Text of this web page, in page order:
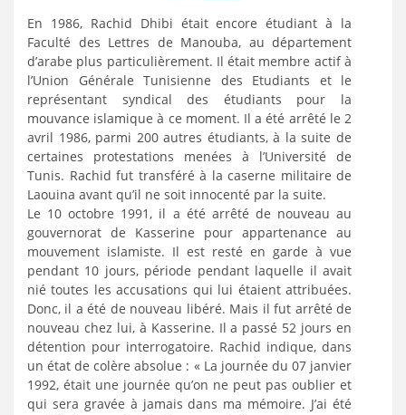
En 1986, Rachid Dhibi était encore étudiant à la
Faculté des Lettres de Manouba, au département
d’arabe plus particulièrement. Il était membre actif à
l’Union Générale Tunisienne des Etudiants et le
représentant syndical des étudiants pour la
mouvance islamique à ce moment. Il a été arrêté le 2
avril 1986, parmi 200 autres étudiants, à la suite de
certaines protestations menées à l’Université de
Tunis. Rachid fut transféré à la caserne militaire de
Laouina avant qu’il ne soit innocenté par la suite.
Le 10 octobre 1991, il a été arrêté de nouveau au
gouvernorat de Kasserine pour appartenance au
mouvement islamiste. Il est resté en garde à vue
pendant 10 jours, période pendant laquelle il avait
nié toutes les accusations qui lui étaient attribuées.
Donc, il a été de nouveau libéré. Mais il fut arrêté de
nouveau chez lui, à Kasserine. Il a passé 52 jours en
détention pour interrogatoire. Rachid indique, dans
un état de colère absolue : « La journée du 07 janvier
1992, était une journée qu’on ne peut pas oublier et
qui sera gravée à jamais dans ma mémoire. J’ai été